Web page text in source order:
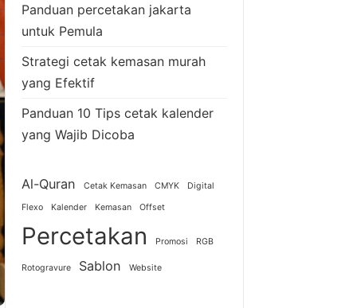
Panduan percetakan jakarta
untuk Pemula
Strategi cetak kemasan murah
yang Efektif
Panduan 10 Tips cetak kalender
yang Wajib Dicoba
Al-Quran Cetak Kemasan CMYK Digital
Flexo Kalender Kemasan Offset
Percetakan Promosi RGB
Rotogravure Sablon Website